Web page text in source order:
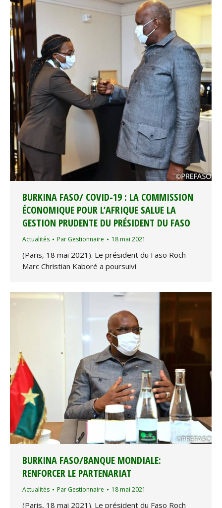
BURKINA FASO/ COVID-19 : LA COMMISSION
ÉCONOMIQUE POUR L’AFRIQUE SALUE LA
GESTION PRUDENTE DU PRÉSIDENT DU FASO
Actualités Par Gestionnaire 18 mai 2021
(Paris, 18 mai 2021). Le président du Faso Roch
Marc Christian Kaboré a poursuivi
BURKINA FASO/BANQUE MONDIALE:
RENFORCER LE PARTENARIAT
Actualités Par Gestionnaire 18 mai 2021
(Paris, 18 mai 2021). Le président du Faso Roch